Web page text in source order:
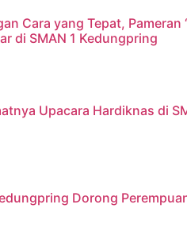
Cara yang Tepat, Pameran
di SMAN 1 Kedungpring
Upacara Hardiknas di
Dorong